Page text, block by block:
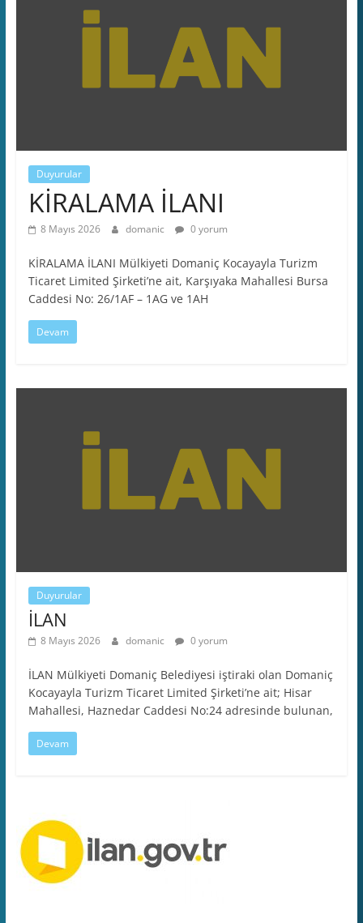
Duyurular
KİRALAMA İLANI
8 Mayıs 2026 domanic 0 yorum
KİRALAMA İLANI Mülkiyeti Domaniç Kocayayla Turizm
Ticaret Limited Şirketi’ne ait, Karşıyaka Mahallesi Bursa
Caddesi No: 26/1AF – 1AG ve 1AH
Devam
Duyurular
İLAN
8 Mayıs 2026 domanic 0 yorum
İLAN Mülkiyeti Domaniç Belediyesi iştiraki olan Domaniç
Kocayayla Turizm Ticaret Limited Şirketi’ne ait; Hisar
Mahallesi, Haznedar Caddesi No:24 adresinde bulunan,
Devam